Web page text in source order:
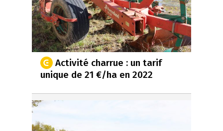
Activité charrue : un tarif
unique de 21 €/ha en 2022